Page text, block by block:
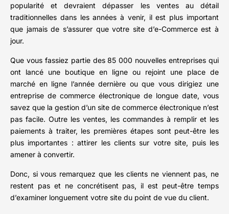
popularité et devraient dépasser les ventes au détail
traditionnelles dans les années à venir, il est plus important
que jamais de s’assurer que votre site d’e-Commerce est à
jour.
Que vous fassiez partie des 85 000 nouvelles entreprises qui
ont lancé une boutique en ligne ou rejoint une place de
marché en ligne l’année dernière ou que vous dirigiez une
entreprise de commerce électronique de longue date, vous
savez que la gestion d’un site de commerce électronique n’est
pas facile. Outre les ventes, les commandes à remplir et les
paiements à traiter, les premières étapes sont peut-être les
plus importantes : attirer les clients sur votre site, puis les
amener à convertir.
Donc, si vous remarquez que les clients ne viennent pas, ne
restent pas et ne concrétisent pas, il est peut-être temps
d’examiner longuement votre site du point de vue du client.